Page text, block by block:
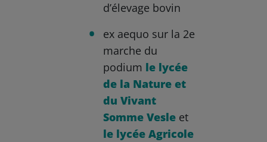
d’élevage bovin
ex aequo sur la 2e
marche du
podium le lycée
de la Nature et
du Vivant
Somme Vesle et
le lycée Agricole